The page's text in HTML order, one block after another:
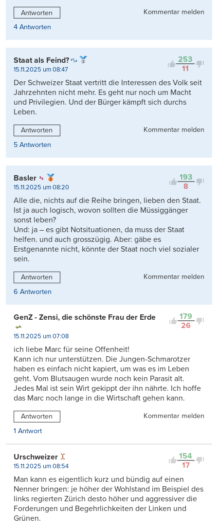
Antworten
Kommentar melden
4 Antworten
253
11
Staat als Feind?
15.11.2025 um 08:47
Der Schweizer Staat vertritt die Interessen des Volk seit
Jahrzehnten nicht mehr. Es geht nur noch um Macht
und Privilegien. Und der Bürger kämpft sich durchs
Leben.
Antworten
Kommentar melden
5 Antworten
193
8
Basler
15.11.2025 um 08:20
Alle die, nichts auf die Reihe bringen, lieben den Staat.
Ist ja auch logisch, wovon sollten die Müssiggänger
sonst leben?
Und: ja – es gibt Notsituationen, da muss der Staat
helfen. und auch grosszügig. Aber: gäbe es
Erstgenannte nicht, könnte der Staat noch viel sozialer
sein.
Antworten
Kommentar melden
6 Antworten
179
26
GenZ - Zensi, die schönste Frau der Erde
15.11.2025 um 07:08
ich liebe Marc für seine Offenheit!
Kann ich nur unterstützen. Die Jungen-Schmarotzer
haben es einfach nicht kapiert, um was es im Leben
geht. Vom Blutsaugen wurde noch kein Parasit alt.
Jedes Mal ist sein Wirt gekippt der ihn nährte. Ich hoffe
das Marc noch lange in die Wirtschaft gehen kann.
Antworten
Kommentar melden
1 Antwort
154
17
Urschweizer
15.11.2025 um 08:54
Man kann es eigentlich kurz und bündig auf einen
Nenner bringen: je höher der Wohlstand im Beispiel des
links regierten Zürich desto höher und aggressiver die
Forderungen und Begehrlichkeiten der Linken und
Grünen.